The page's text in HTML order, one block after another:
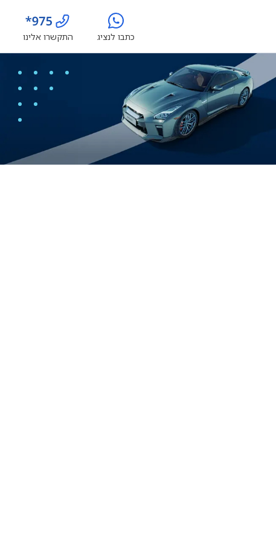
כתבו לנציג התקשרו אלינו